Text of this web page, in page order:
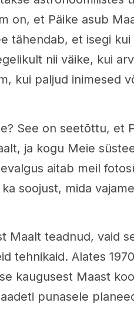
on, et Päike asub
tähendab, et isegi kui
nii väike, kui
kui paljud inimesed
See on seetõttu, et
ja kogu Meie
aitab meil
soojust, mida vajame
Maalt teadnud, vaid
tehnikaid. Alates
kaugusest Maast
punasele